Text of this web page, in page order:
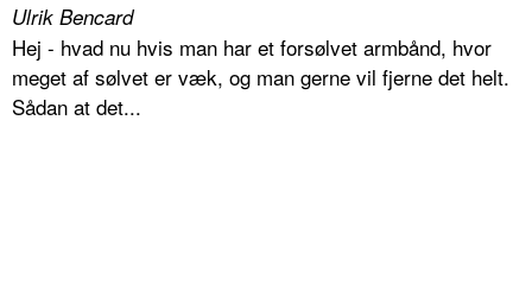
Ulrik Bencard
Hej - hvad nu hvis man har et forsølvet armbånd, hvor
meget af sølvet er væk, og man gerne vil fjerne det helt.
Sådan at det...